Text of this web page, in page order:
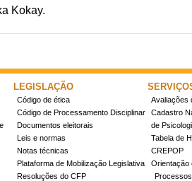
Kokay.
LEGISLAÇÃO
Código de ética
Código de Processamento Disciplinar
Documentos eleitorais
Leis e normas
Notas técnicas
Plataforma de Mobilização Legislativa
Resoluções do CFP
Avaliações
Cadastro
de
Tabela de
CREPOP
Orientação